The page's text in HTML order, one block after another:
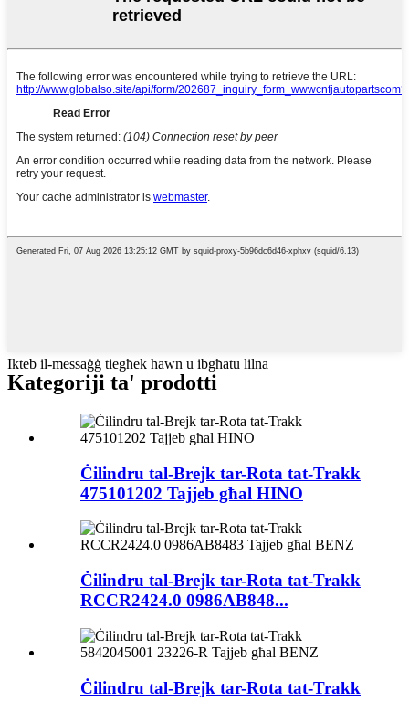
Ikteb il-messaġġ tiegħek hawn u ibgħatu lilna
Kategoriji ta' prodotti
Ċilindru tal-Brejk tar-Rota tat-Trakk
475101202 Tajjeb għal HINO
Ċilindru tal-Brejk tar-Rota tat-Trakk
RCCR2424.0 0986AB848...
Ċilindru tal-Brejk tar-Rota tat-Trakk